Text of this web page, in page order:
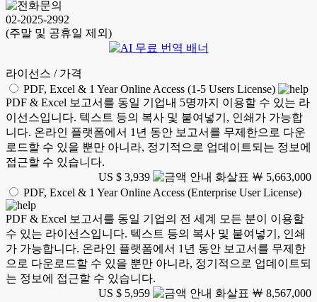
02-2025-2992
(주말 및 공휴일 제외)
라이선스 / 가격
PDF, Excel & 1 Year Online Access (1-5 Users License)
PDF & Excel 보고서를 동일 기업내 5명까지 이용할 수 있는 라
이선스입니다. 텍스트 등의 복사 및 붙여넣기, 인쇄가 가능합
니다. 온라인 플랫폼에서 1년 동안 보고서를 무제한으로 다운
로드할 수 있을 뿐만 아니라, 정기적으로 업데이트되는 정보에
접근할 수 있습니다.
US $ 3,939
￦ 5,663,000
PDF, Excel & 1 Year Online Access (Enterprise User License)
PDF & Excel 보고서를 동일 기업의 전 세계 모든 분이 이용할
수 있는 라이선스입니다. 텍스트 등의 복사 및 붙여넣기, 인쇄
가 가능합니다. 온라인 플랫폼에서 1년 동안 보고서를 무제한
으로 다운로드할 수 있을 뿐만 아니라, 정기적으로 업데이트되
는 정보에 접근할 수 있습니다.
US $ 5,959
￦ 8,567,000